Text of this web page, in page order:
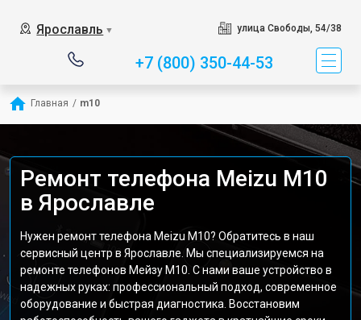
Ярославль ▼ улица Свободы, 54/38
+7 (800) 350-44-53
Главная / m10
Ремонт телефона Meizu M10
в Ярославле
Нужен ремонт телефона Meizu M10? Обратитесь в наш
сервисный центр в Ярославле. Мы специализируемся на
ремонте телефонов Мейзу M10. С нами ваше устройство в
надежных руках: профессиональный подход, современное
оборудование и быстрая диагностика. Восстановим